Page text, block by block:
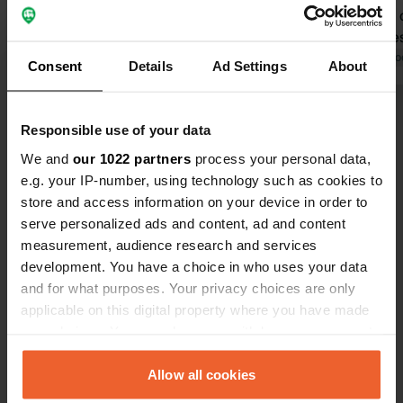
Consent Details Ad Settings About
Responsible use of your data
We and our 1022 partners process your personal data,
e.g. your IP-number, using technology such as cookies to
store and access information on your device in order to
serve personalized ads and content, ad and content
measurement, audience research and services
development. You have a choice in who uses your data
and for what purposes. Your privacy choices are only
applicable on this digital property where you have made
any time from the Cookie Declaration or by clicking on
the Privacy trigger icon.Allow all cookies
Lavanderia
ideale per
montagna
Pane
è cordiale
non sono
vicine tra
Tradotto da
Sei stato qui?
Contatto
Posizione
Girabodawäg 34